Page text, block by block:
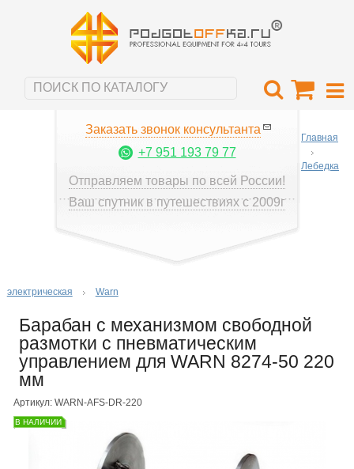
Заказать звонок консультанта
+7 951 193 79 77
Отправляем товары по всей России!
Ваш спутник в путешествиях с 2009г
Главная
Лебедка
электрическая Warn
Барабан с механизмом свободной
размотки с пневматическим
управлением для WARN 8274-50 220
мм
Артикул: WARN-AFS-DR-220
В НАЛИЧИИ